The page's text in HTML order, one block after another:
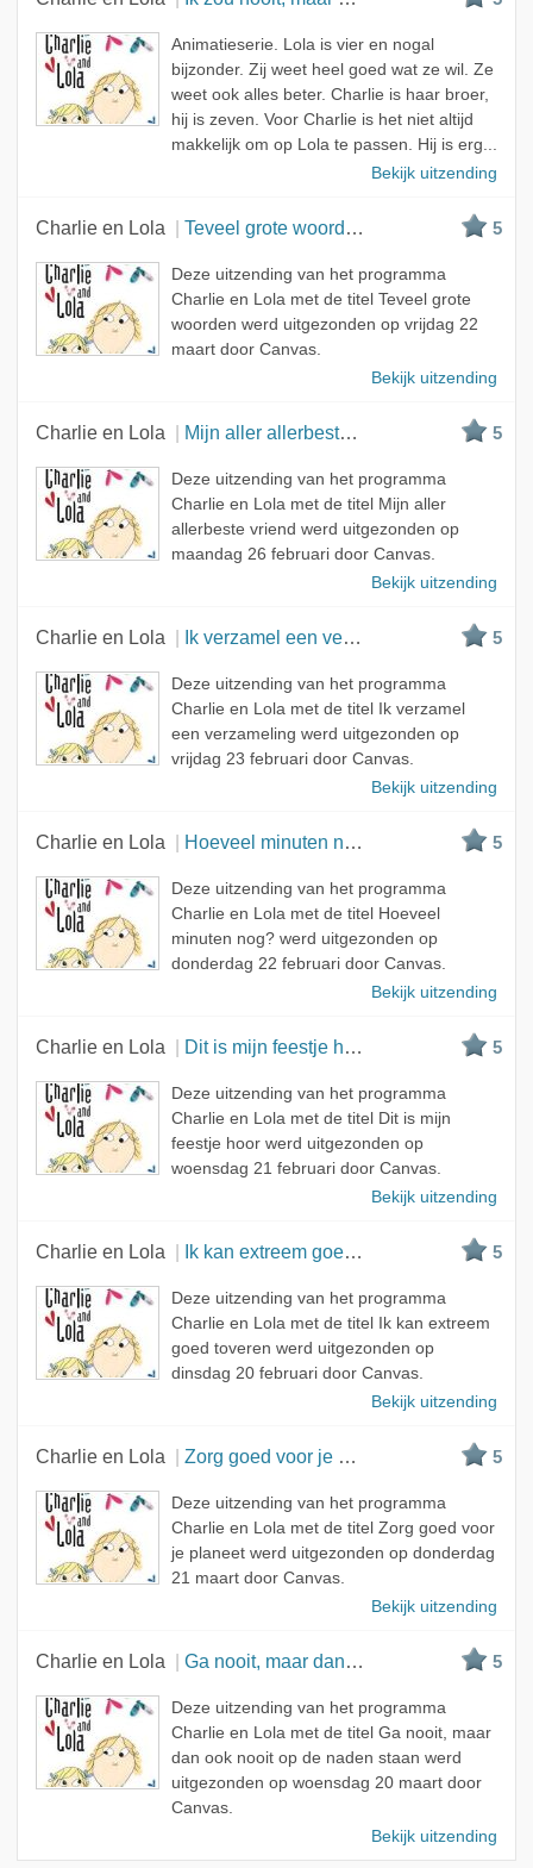
Animatieserie. Lola is vier en nogal
bijzonder. Zij weet heel goed wat ze wil. Ze
weet ook alles beter. Charlie is haar broer,
hij is zeven. Voor Charlie is het niet altijd
makkelijk om op Lola te passen. Hij is erg...
Bekijk uitzending
Charlie en Lola Teveel grote woorden 5
Deze uitzending van het programma
Charlie en Lola met de titel Teveel grote
woorden werd uitgezonden op vrijdag 22
maart door Canvas.
Bekijk uitzending
Charlie en Lola Mijn aller allerbeste vriend 5
Deze uitzending van het programma
Charlie en Lola met de titel Mijn aller
allerbeste vriend werd uitgezonden op
maandag 26 februari door Canvas.
Bekijk uitzending
Charlie en Lola Ik verzamel een verzameling 5
Deze uitzending van het programma
Charlie en Lola met de titel Ik verzamel
een verzameling werd uitgezonden op
vrijdag 23 februari door Canvas.
Bekijk uitzending
Charlie en Lola Hoeveel minuten nog? 5
Deze uitzending van het programma
Charlie en Lola met de titel Hoeveel
minuten nog? werd uitgezonden op
donderdag 22 februari door Canvas.
Bekijk uitzending
Charlie en Lola Dit is mijn feestje hoor 5
Deze uitzending van het programma
Charlie en Lola met de titel Dit is mijn
feestje hoor werd uitgezonden op
woensdag 21 februari door Canvas.
Bekijk uitzending
Charlie en Lola Ik kan extreem goed toveren 5
Deze uitzending van het programma
Charlie en Lola met de titel Ik kan extreem
goed toveren werd uitgezonden op
dinsdag 20 februari door Canvas.
Bekijk uitzending
Charlie en Lola Zorg goed voor je planeet 5
Deze uitzending van het programma
Charlie en Lola met de titel Zorg goed voor
je planeet werd uitgezonden op donderdag
21 maart door Canvas.
Bekijk uitzending
Charlie en Lola Ga nooit, maar dan ook nooit op de naden staan 5
Deze uitzending van het programma
Charlie en Lola met de titel Ga nooit, maar
dan ook nooit op de naden staan werd
uitgezonden op woensdag 20 maart door
Canvas.
Bekijk uitzending